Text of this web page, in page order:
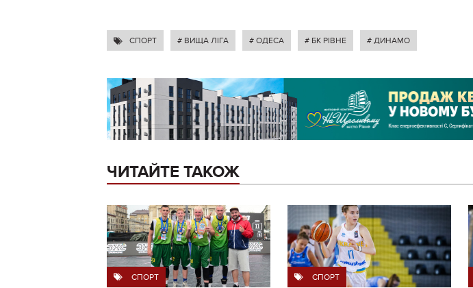
СПОРТ # ВИЩА ЛІГА # ОДЕСА # БК РІВНЕ # ДИНАМО
ЧИТАЙТЕ ТАКОЖ
СПОРТ СПОРТ